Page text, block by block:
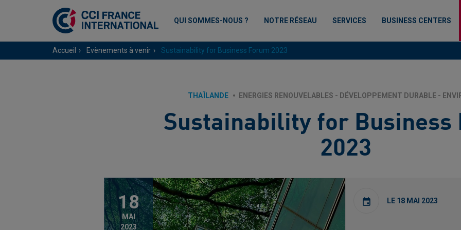
QUI SOMMES-NOUS ? NOTRE RÉSEAU SERVICES BUSINESS CENTERS
Accueil Evènements à venir Sustainability for Business Forum 2023
THAÏLANDE ENERGIES RENOUVELABLES - DÉVELOPPEMENT DURABLE -
Sustainability for Business
2023
18
MAI
2023
LE 18 MAI 2023